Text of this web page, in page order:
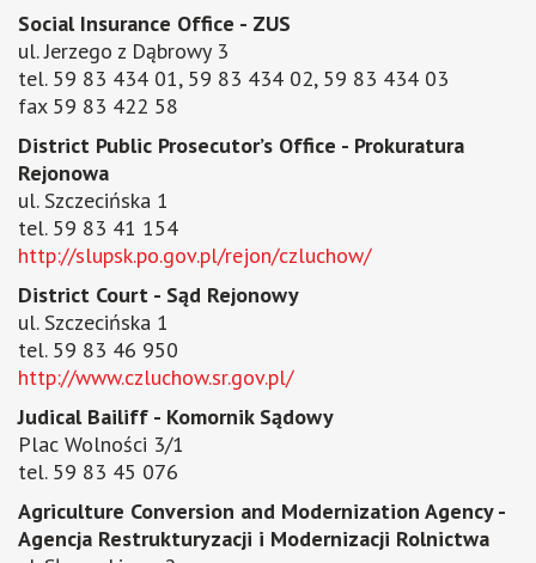
Social Insurance Office - ZUS
ul. Jerzego z Dąbrowy 3
tel. 59 83 434 01, 59 83 434 02, 59 83 434 03
fax 59 83 422 58
District Public Prosecutor’s Office - Prokuratura
Rejonowa
ul. Szczecińska 1
tel. 59 83 41 154
http://slupsk.po.gov.pl/rejon/czluchow/
District Court - Sąd Rejonowy
ul. Szczecińska 1
tel. 59 83 46 950
http://www.czluchow.sr.gov.pl/
Judical Bailiff - Komornik Sądowy
Plac Wolności 3/1
tel. 59 83 45 076
Agriculture Conversion and Modernization Agency -
Agencja Restrukturyzacji i Modernizacji Rolnictwa